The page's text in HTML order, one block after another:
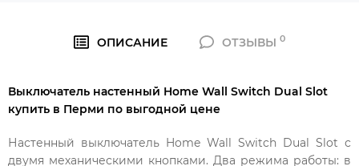
ОПИСАНИЕ ОТЗЫВЫ0
Выключатель настенный Home Wall Switch Dual Slot
купить в Перми по выгодной цене
Настенный выключатель Home Wall Switch Dual Slot с
двумя механическими кнопками. Два режима работы: в